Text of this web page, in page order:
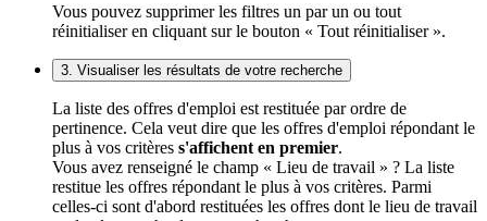
Vous pouvez supprimer les filtres un par un ou tout
réinitialiser en cliquant sur le bouton « Tout réinitialiser ».
3. Visualiser les résultats de votre recherche
La liste des offres d'emploi est restituée par ordre de
pertinence. Cela veut dire que les offres d'emploi répondant le
plus à vos critères s'affichent en premier.
Vous avez renseigné le champ « Lieu de travail » ? La liste
restitue les offres répondant le plus à vos critères. Parmi
celles-ci sont d'abord restituées les offres dont le lieu de travail